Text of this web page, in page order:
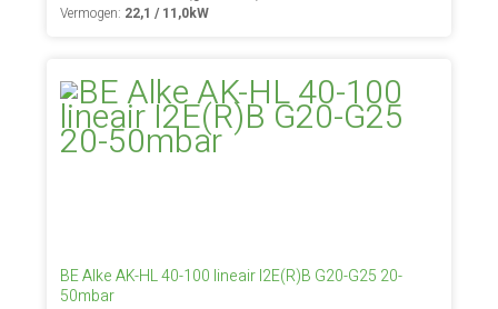
Vermogen: 22,1 / 11,0kW
BE Alke AK-HL 40-100 lineair I2E(R)B G20-G25 20-
50mbar